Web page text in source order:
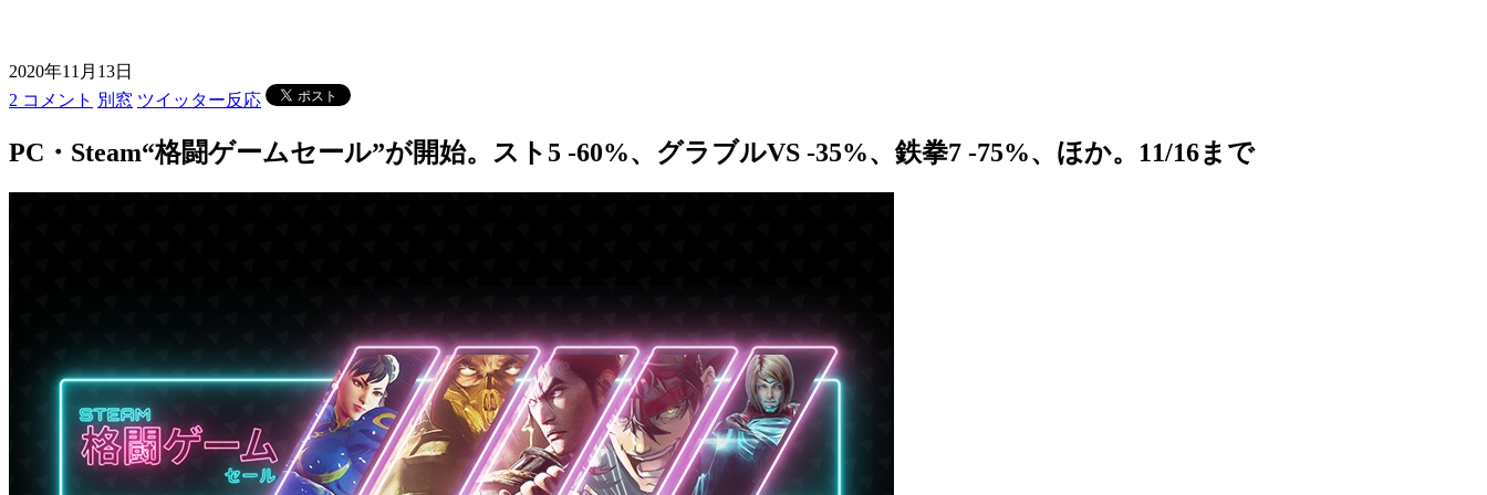
2020年11月13日
2 コメント 別窓 ツイッター反応
PC・Steam“格闘ゲームセール”が開始。スト5 -60%、グラブルVS -35%、鉄拳7 -75%、ほか。11/16まで